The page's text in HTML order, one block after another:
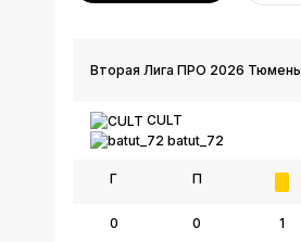
Вторая Лига ПРО 2026 Тюмень
CULT
batut_72
Г П
0 0 1